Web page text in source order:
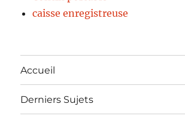
caisse enregistreuse
Accueil
Derniers Sujets